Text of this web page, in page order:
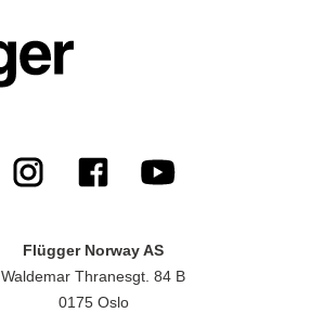
Flügger Norway AS
Waldemar Thranesgt. 84 B
0175 Oslo